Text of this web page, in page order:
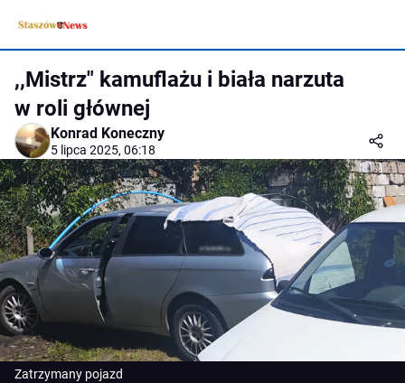
,,Mistrz" kamuflażu i biała narzuta
w roli głównej
Konrad Koneczny
5 lipca 2025, 06:18
Zatrzymany pojazd